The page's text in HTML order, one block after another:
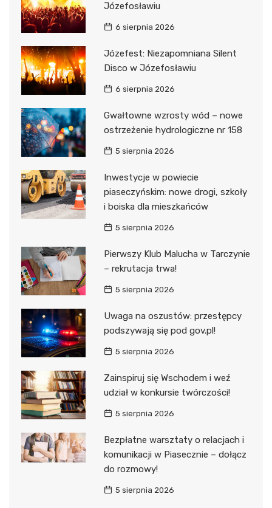
Józefosławiu
6 sierpnia 2026
Józefest: Niezapomniana Silent
Disco w Józefosławiu
6 sierpnia 2026
Gwałtowne wzrosty wód – nowe
ostrzeżenie hydrologiczne nr 158
5 sierpnia 2026
Inwestycje w powiecie
piaseczyńskim: nowe drogi, szkoły
i boiska dla mieszkańców
5 sierpnia 2026
Pierwszy Klub Malucha w Tarczynie
– rekrutacja trwa!
5 sierpnia 2026
Uwaga na oszustów: przestępcy
podszywają się pod gov.pl!
5 sierpnia 2026
Zainspiruj się Wschodem i weź
udział w konkursie twórczości!
5 sierpnia 2026
Bezpłatne warsztaty o relacjach i
komunikacji w Piasecznie – dołącz
do rozmowy!
5 sierpnia 2026